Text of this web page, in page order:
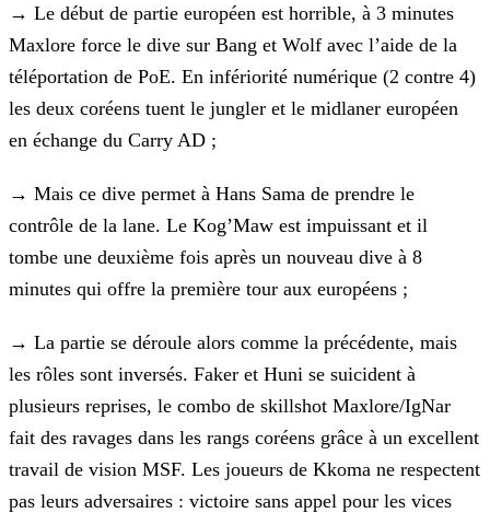
→ Le début de partie européen est horrible, à 3 minutes
Maxlore force le dive sur Bang et Wolf avec l’aide de la
téléportation de PoE. En infériorité numérique (2 contre 4)
les deux coréens tuent le jungler et le midlaner européen
en échange du Carry AD ;
→ Mais ce dive permet à Hans Sama de prendre le
contrôle de la lane. Le Kog’Maw est impuissant et il
tombe une deuxième fois après un nouveau dive à 8
minutes qui offre la première tour aux européens ;
→ La partie se déroule alors comme la précédente, mais
les rôles sont inversés. Faker et Huni se suicident à
plusieurs reprises, le combo de skillshot Maxlore/IgNar
fait des ravages dans les rangs coréens grâce à un excellent
travail de vision MSF. Les joueurs de Kkoma ne respectent
pas leurs adversaires : victoire sans appel pour les vices